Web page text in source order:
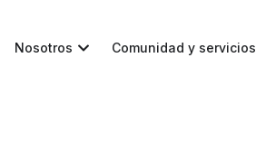
Nosotros Comunidad y servicios